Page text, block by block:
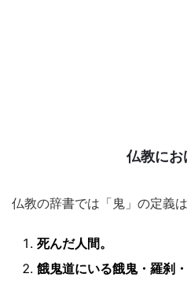
仏教にお
仏教の辞書では「鬼」の定義は
死んだ人間。
餓鬼道にいる餓鬼・羅刹